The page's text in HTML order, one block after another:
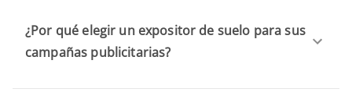
¿Por qué elegir un expositor de suelo para sus
campañas publicitarias?